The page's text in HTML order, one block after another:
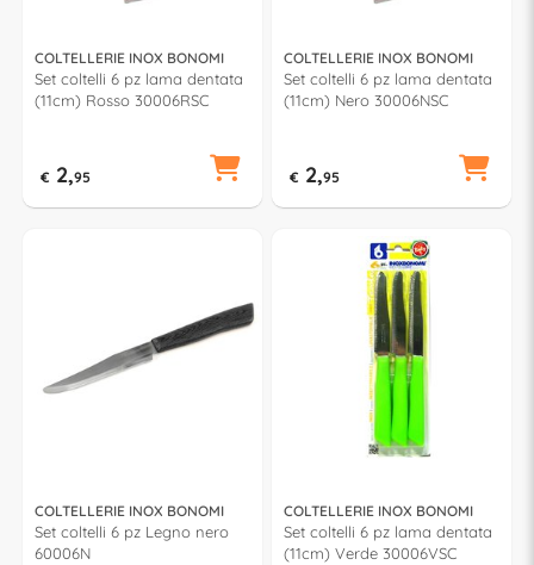
COLTELLERIE INOX BONOMI
Set coltelli 6 pz lama dentata
(11cm) Rosso 30006RSC
€ 2,95
COLTELLERIE INOX BONOMI
Set coltelli 6 pz lama dentata
(11cm) Nero 30006NSC
€ 2,95
COLTELLERIE INOX BONOMI
Set coltelli 6 pz Legno nero
60006N
COLTELLERIE INOX BONOMI
Set coltelli 6 pz lama dentata
(11cm) Verde 30006VSC